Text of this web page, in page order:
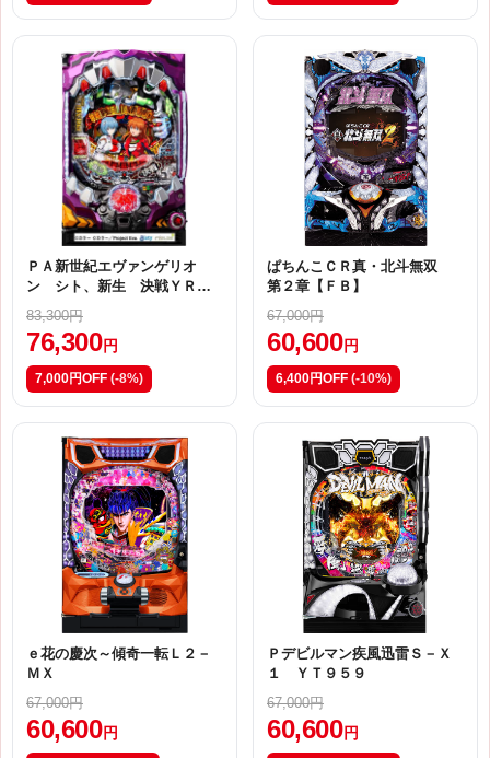
ＰＡ新世紀エヴァンゲリオ
ン シト、新生 決戦ＹＲ
83,300円
76,300 円
7,000円OFF (-8%)
ぱちんこＣＲ真・北斗無双
第２章【ＦＢ】
67,000円
60,600 円
6,400円OFF (-10%)
ｅ花の慶次～傾奇一転Ｌ２－
ＭＸ
67,000円
60,600 円
Ｐデビルマン疾風迅雷Ｓ－Ｘ
１ ＹＴ９５９
67,000円
60,600 円